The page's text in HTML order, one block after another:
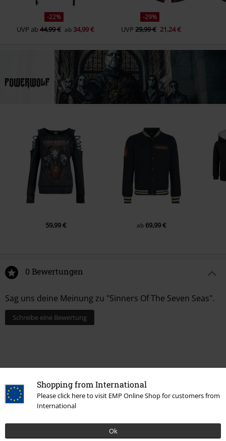
Shopping from International
Please click here to visit EMP Online Shop for customers from
International
Ok
-22%
UVP ab44,99 € ab34,99 €
-29%
UVP 29,99 € 21,24 €
59,99 € ab 69,99 €
0 Bewertungen
Sag uns deine Meinung zu "Sinners Of The Seven Seas".
Schreibe eine Bewertung